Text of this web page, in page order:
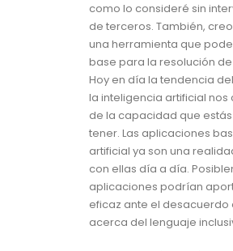
como lo consideré sin
de terceros. También,
una herramienta que
base para la resolución
Hoy en día la tendencia
la inteligencia artificial nos
de la capacidad que
tener. Las aplicaciones
artificial ya son una
con ellas día a día.
aplicaciones podrían
eficaz ante el desacuerdo
acerca del lenguaje